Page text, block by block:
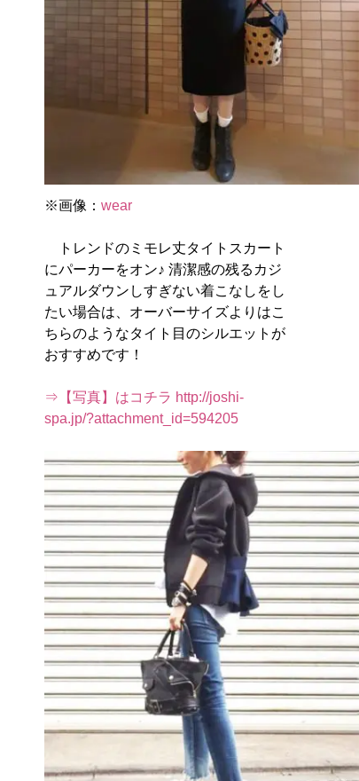
※画像： wear
トレンドのミモレ丈タイトスカート
にパーカーをオン♪ 清潔感の残るカジ
ュアルダウンしすぎない着こなしをし
たい場合は、オーバーサイズよりはこ
ちらのようなタイト目のシルエットが
おすすめです！
⇒【写真】はコチラ http://joshi-
spa.jp/?attachment_id=594205